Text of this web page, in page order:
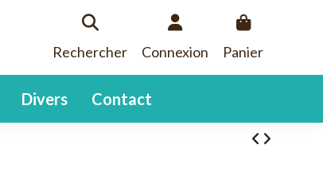
Rechercher Connexion Panier
Divers Contact